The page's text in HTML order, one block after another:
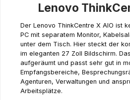
Lenovo
Der Lenovo ThinkCentre X AIO ist
PC mit separatem Monitor,
unter dem Tisch. Hier steckt der
im eleganten 27 Zoll Bildschirm.
aufgeräumt und passt sehr gut in
Empfangsbereiche,
Agenturen, Verwaltungen und
Arbeitsplätze.